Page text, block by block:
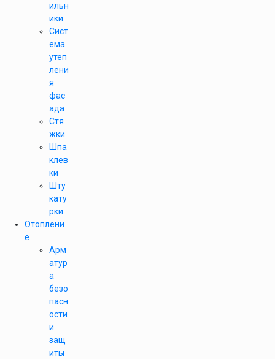
ильн
ики
Сист
ема
утеп
лени
я
фас
ада
Стя
жки
Шпа
клев
ки
Шту
кату
рки
Отоплени
е
Арм
атур
а
безо
пасн
ости
и
защ
иты